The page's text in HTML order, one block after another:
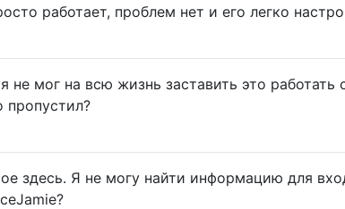
работает, проблем нет и его легко
не мог на всю жизнь заставить это работать
пропустил?
здесь. Я не могу найти информацию для